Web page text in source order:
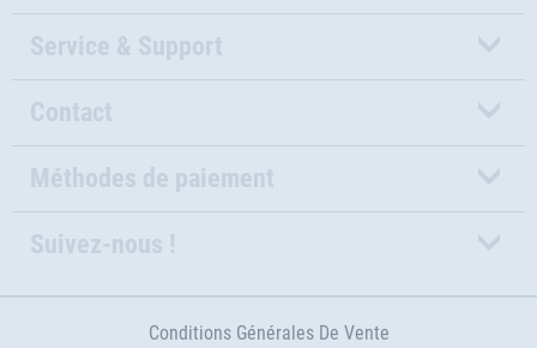
Service & Support
Contact
Méthodes de paiement
Suivez-nous !
Conditions Générales De Vente